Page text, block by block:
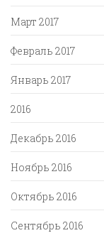
Март 2017
Февраль 2017
Январь 2017
2016
Декабрь 2016
Ноябрь 2016
Октябрь 2016
Сентябрь 2016